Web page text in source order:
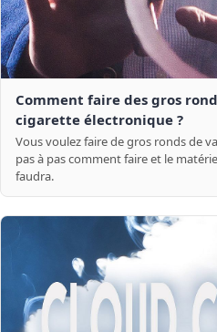
Comment faire des gros
cigarette électronique ?
Vous voulez faire de gros ronds de
pas à pas comment faire et le
faudra.